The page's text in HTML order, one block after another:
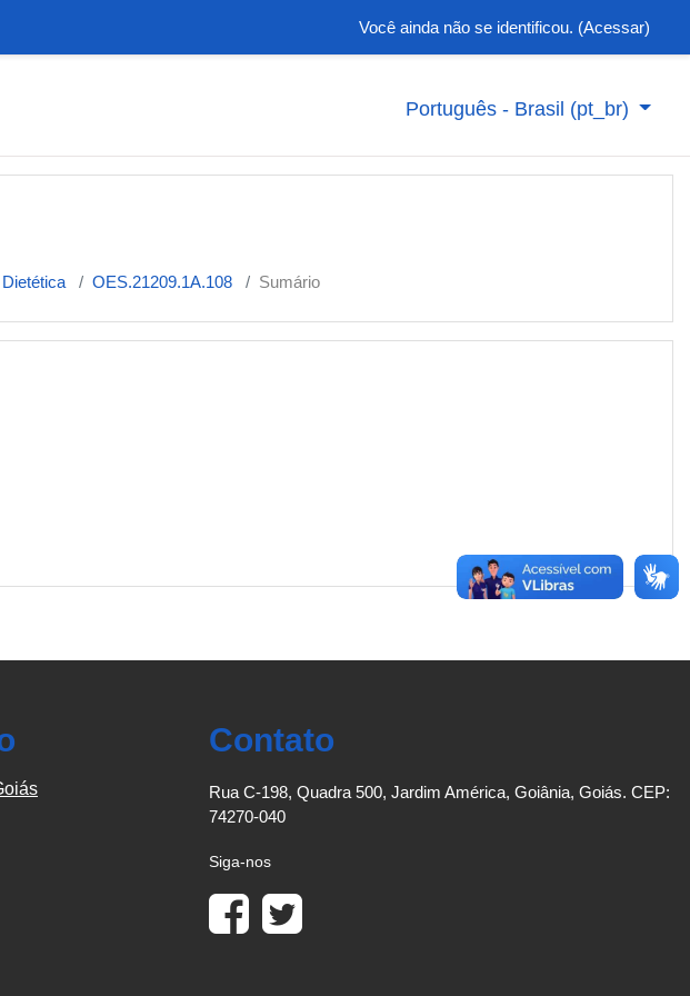
Você ainda não se identificou. (Acessar)
Português - Brasil ‎(pt_br)‎
OES.21209.1A.108 Sumário
Contato
Rua C-198, Quadra 500, Jardim América, Goiânia, Goiás. CEP:
74270-040
Siga-nos